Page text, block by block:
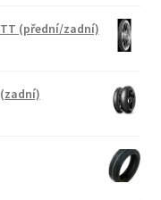
TT (přední/zadní)
(zadní)